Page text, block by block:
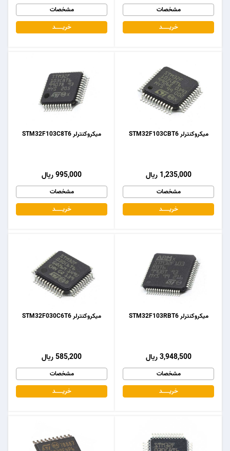
مشخصات
خریـــــــد
مشخصات
خریـــــــد
میکروکنترلر STM32F103C8T6
995,000 ریال
مشخصات
خریـــــــد
میکروکنترلر STM32F103CBT6
1,235,000 ریال
مشخصات
خریـــــــد
میکروکنترلر STM32F030C6T6
585,200 ریال
مشخصات
خریـــــــد
میکروکنترلر STM32F103RBT6
3,948,500 ریال
مشخصات
خریـــــــد